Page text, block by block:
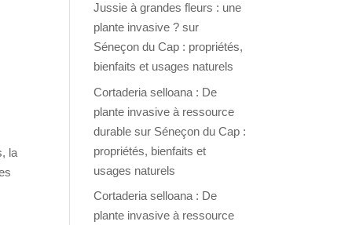
la
Jussie à grandes fleurs : une
plante invasive ? sur
Séneçon du Cap : propriétés,
bienfaits et usages naturels
Cortaderia selloana : De
plante invasive à ressource
durable sur Séneçon du Cap :
propriétés, bienfaits et
usages naturels
Cortaderia selloana : De
plante invasive à ressource